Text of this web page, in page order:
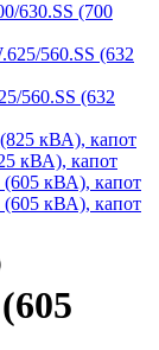
630.SS (700
560.SS (632
кВА), капот